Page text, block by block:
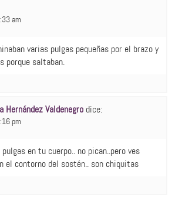
am
varias pulgas pequeñas por el brazo y
porque saltaban.
Hernández Valdenegro dice:
pm
en tu cuerpo.. no pican..pero ves
el contorno del sostén.. son chiquitas